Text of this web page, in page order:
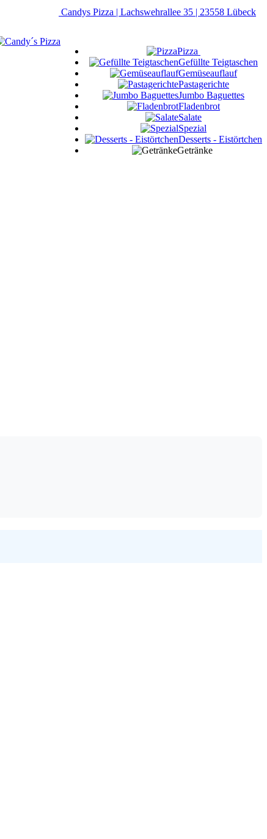
Candys Pizza | Lachswehrallee 35 | 23558 Lübeck
Pizza
Gefüllte Teigtaschen
Gemüseauflauf
Pastagerichte
Jumbo Baguettes
Fladenbrot
Salate
Spezial
Desserts - Eistörtchen
Getränke